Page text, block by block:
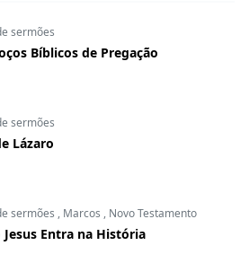
sermões
Bíblicos de Pregação
sermões
Lázaro
sermões , Marcos , Novo Testamento
Jesus Entra na História